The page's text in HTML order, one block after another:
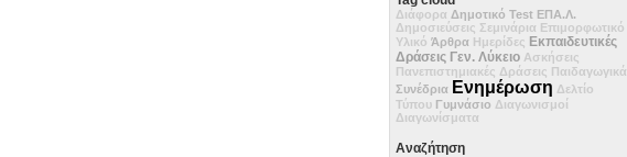
Διάφορα Δημοτικό Test ΕΠΑ.Λ.
Δημοσιεύσεις Σεμινάρια Επιμορφωτικό
Υλικό Άρθρα Ημερίδες Εκπαιδευτικές
Δράσεις Γεν. Λύκειο Ασκήσεις
Πανεπιστημιακές Δράσεις Παιδαγωγικά
Συνέδρια Ενημέρωση Δελτίο
Τύπου Γυμνάσιο Διαγωνισμοί
Διαγωνίσματα
Αναζήτηση